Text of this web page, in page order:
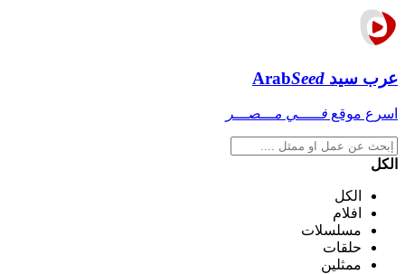
عرب سيد ArabSeed
اسرع موقع فـــــي مـــصـــر
الكل
الكل
افلام
مسلسلات
حلقات
ممثلين